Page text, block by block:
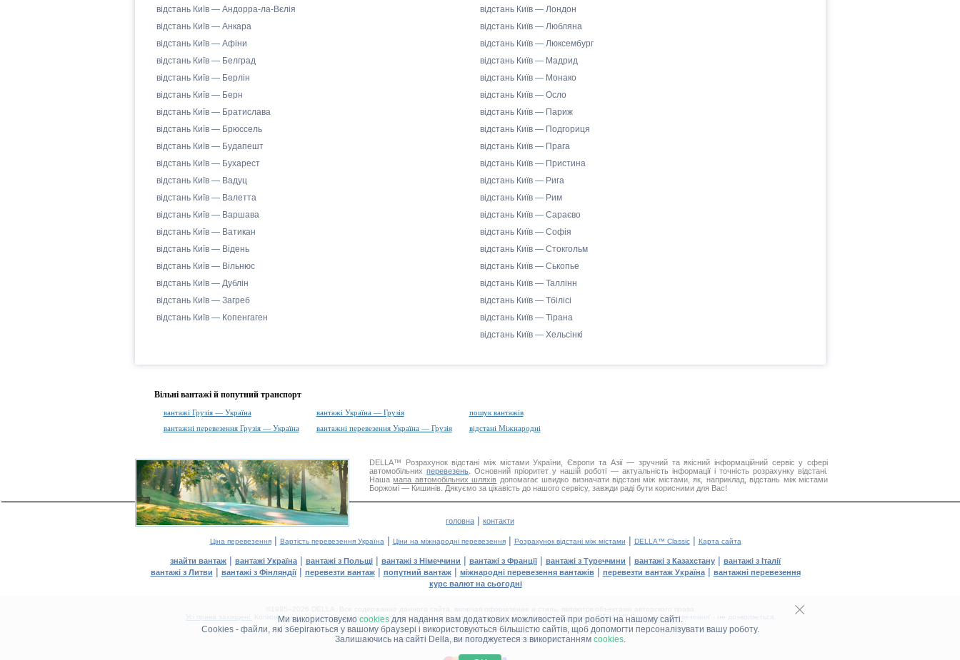
Ми використовуємо cookiesдля надання вам додаткових можливостей при роботі на нашому сайті.
Cookies - файли, які зберігаються у вашому браузері і використовуються більшістю сайтів, щоб допомогти персоналізувати вашу роботу.
Залишаючись на сайті Della, ви погоджуєтеся з використанням cookies.
відстань Київ — Андорра-ла-Вєлія
відстань Київ — Анкара
відстань Київ — Афіни
відстань Київ — Белград
відстань Київ — Берлін
відстань Київ — Берн
відстань Київ — Братислава
відстань Київ — Брюссель
відстань Київ — Будапешт
відстань Київ — Бухарест
відстань Київ — Вадуц
відстань Київ — Валетта
відстань Київ — Варшава
відстань Київ — Ватикан
відстань Київ — Відень
відстань Київ — Вільнюс
відстань Київ — Дублін
відстань Київ — Загреб
відстань Київ — Копенгаген
відстань Київ — Лондон
відстань Київ — Любляна
відстань Київ — Люксембург
відстань Київ — Мадрид
відстань Київ — Монако
відстань Київ — Осло
відстань Київ — Париж
відстань Київ — Подгориця
відстань Київ — Прага
відстань Київ — Пристина
відстань Київ — Рига
відстань Київ — Рим
відстань Київ — Сараєво
відстань Київ — Софія
відстань Київ — Стокгольм
відстань Київ — Ськопье
відстань Київ — Таллінн
відстань Київ — Тбілісі
відстань Київ — Тірана
відстань Київ — Хельсінкі
Вільні вантажі й попутний транспорт
вантажі Грузія — Україна вантажі Україна — Грузія
пошук вантажів
вантажні перевезення Грузія — Україна
вантажні перевезення Україна — Грузія відстані Міжнародні
DELLA™ Розрахунок відстані між містами України, Європи та Азії — зручний та якісний інформаційний сервіс у сфері
автомобільнихперевезень . Основний пріоритет у нашій роботі — актуальність інформації і точність розрахунку відстані.
Нашамапа автомобільних шляхів допомагає швидко визначати відстані між містами, як, наприклад, відстань між містами
Боржомі — Кишинів. Дякуємо за цікавість до нашого сервісу, завжди раді бути корисними для Вас!
головна | контакти
Ціна перевезення| Вартість перевезення Україна | Ціни на міжнародні перевезення| Розрахунок відстані між містами | DELLA™ Classic| Карта сайта
знайти вантаж | вантажі Україна | вантажі з Польщі | вантажі з Німеччини | вантажі з Франції| вантажі з Туреччини | вантажі з Казахстану | вантажі з Італії
вантажі з Литви | вантажі з Фінляндії| перевезти вантаж| попутний вантаж| міжнародні перевезення вантажів| перевезти вантаж Україна| вантажні перевезення
курс валют на сьогодні
©1995–2026 DELLA. Все содержание данного сайта, включая оформление и стиль, являются объектами авторского права.
Усі права захищені.
Копіювання та розміщення в інших засобах інформації та інтернет-сайтах без офіційного дозволу 'DELLA™ Вантажні перевезення' - не дозволяється.
ДЕЛЛА® — ВАШІВАНТАЖНІ ПЕРЕВЕЗЕННЯ™!